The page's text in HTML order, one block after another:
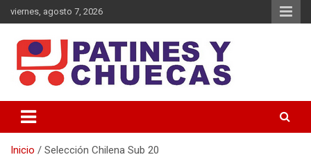
Saltar
al
viernes, agosto 7, 2026
Patines y Chuecas
Inicio Selección Chilena Sub 20